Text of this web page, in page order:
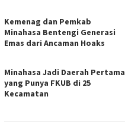
Kemenag dan Pemkab
Minahasa Bentengi Generasi
Emas dari Ancaman Hoaks
Minahasa Jadi Daerah Pertama
yang Punya FKUB di 25
Kecamatan